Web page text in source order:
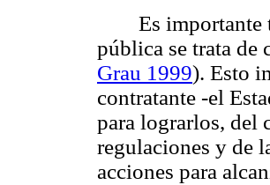
Es importante
pública se trata de
Grau 1999). Esto
contratante -el
para lograrlos, del
regulaciones y de
acciones para